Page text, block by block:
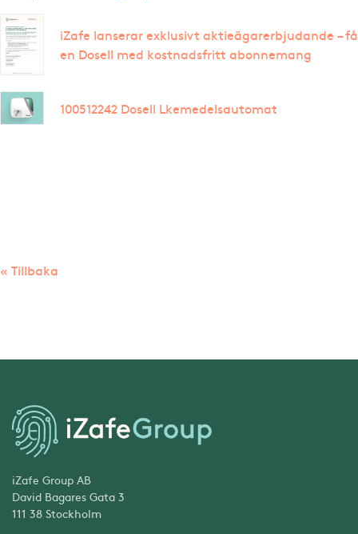
iZafe lanserar exklusivt aktieägarerbjudande – få
en Dosell med kostnadsfritt abonnemang
100512242 Dosell Lkemedelsautomat
« Tillbaka
iZafe Group AB
David Bagares Gata 3
111 38 Stockholm